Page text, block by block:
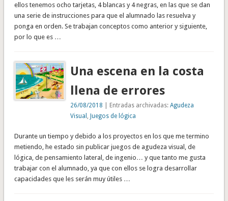
ellos tenemos ocho tarjetas, 4 blancas y 4 negras, en las que se dan
una serie de instrucciones para que el alumnado las resuelva y
ponga en orden. Se trabajan conceptos como anterior y siguiente,
por lo que es …
Una escena en la costa
llena de errores
26/08/2018 | Entradas archivadas:Agudeza
Visual , Juegos de lógica
Durante un tiempo y debido a los proyectos en los que me termino
metiendo, he estado sin publicar juegos de agudeza visual, de
lógica, de pensamiento lateral, de ingenio… y que tanto me gusta
trabajar con el alumnado, ya que con ellos se logra desarrollar
capacidades que les serán muy útiles …